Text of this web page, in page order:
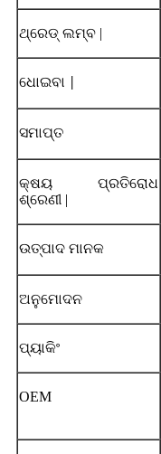
ଥ୍ରେଡ୍ ଲମ୍ବ |
ଧୋଇବା |
ସମାପ୍ତ
କ୍ଷୟ ପ୍ରତିରୋଧ
ଶ୍ରେଣୀ |
ଉତ୍ପାଦ ମାନକ
ଅନୁମୋଦନ
ପ୍ୟାକିଂ
OEM